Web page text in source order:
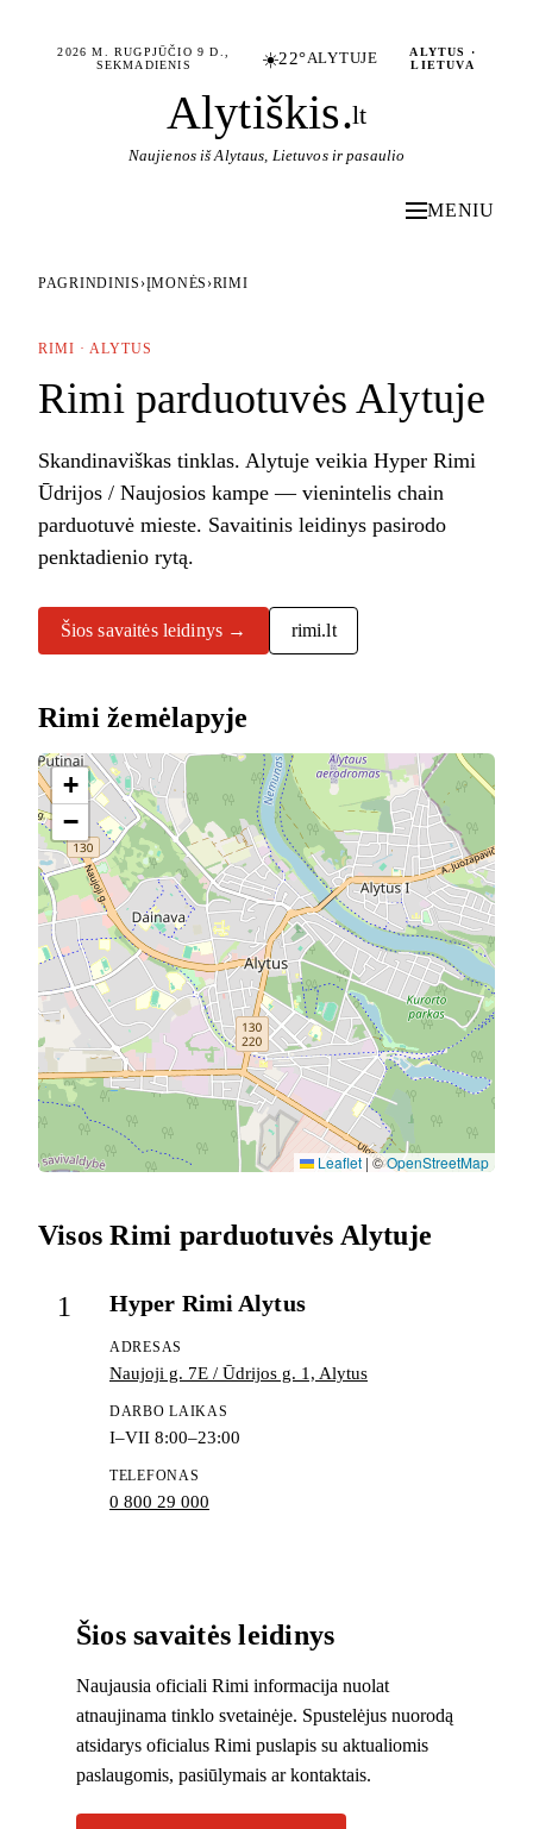
2026 M. RUGPJŪČIO 9 D.,
SEKMADIENIS
☀️22°ALYTUJE
ALYTUS ·
LIETUVA
Alytiškis.lt
Naujienos iš Alytaus, Lietuvos ir pasaulio
MENIU
PAGRINDINIS ›ĮMONĖS ›RIMI
RIMI · ALYTUS
Rimi parduotuvės Alytuje
Skandinaviškas tinklas. Alytuje veikia Hyper Rimi
Ūdrijos / Naujosios kampe — vienintelis chain
parduotuvė mieste. Savaitinis leidinys pasirodo
penktadienio rytą.
Šios savaitės leidinys → rimi.lt
Rimi žemėlapyje
+
−
Leaflet |©OpenStreetMap
Visos Rimi parduotuvės Alytuje
1 Hyper Rimi Alytus
ADRESAS
Naujoji g. 7E / Ūdrijos g. 1, Alytus
DARBO LAIKAS
I–VII 8:00–23:00
TELEFONAS
0 800 29 000
Šios savaitės leidinys
Naujausia oficiali Rimi informacija nuolat
atnaujinama tinklo svetainėje. Spustelėjus nuorodą
atsidarys oficialus Rimi puslapis su aktualiomis
paslaugomis, pasiūlymais ar kontaktais.